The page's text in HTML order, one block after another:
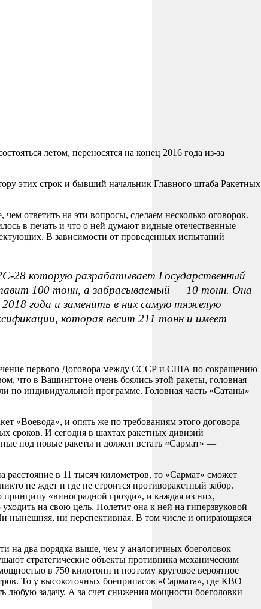
летом, переносятся на конец 2016 года из-за
этих строк и бывший начальник Главного штаба Ракетных
ответить на эти вопросы, сделаем несколько оговорок.
в печать и что о ней думают видные отечественные
В зависимости от проведенных испытаний
которую разрабатывает Государственный
100 тонн, а забрасываемый — 10 тонн. Она
2018 года и заменить в них самую тяжелую
которая весит 211 тонн и имеет
первого Договора между СССР и США по сокращению
что в Вашингтоне очень боялись этой ракеты, головная
по индивидуальной программе. Головная часть «Сатаны»
«Воевода», и опять же по требованиям этого договора
сроков. И сегодня в шахтах ракетных дивизий
под новые ракеты и должен встать «Сармат» —
расстояние в 11 тысяч километров, то «Сармат» сможет
не ждет и где не строится противоракетный забор.
«виноградной грозди», и каждая из них,
на свою цель. Полетит она к ней на гиперзвуковой
нынешняя, ни перспективная. В том числе и опирающаяся
на два порядка выше, чем у аналогичных боеголовок
стратегические объекты противника механическим
в 750 килотонн и поэтому круговое вероятное
То у высокоточных боеприпасов «Сармата», где КВО
задачу. А за счет снижения мощности боеголовки